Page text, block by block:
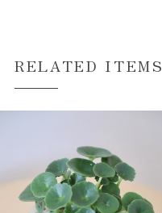
RELATED ITEMS